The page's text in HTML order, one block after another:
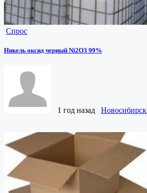
Спрос
Никель оксид черный Ni2O3 99%
1 год назад Новосибирск